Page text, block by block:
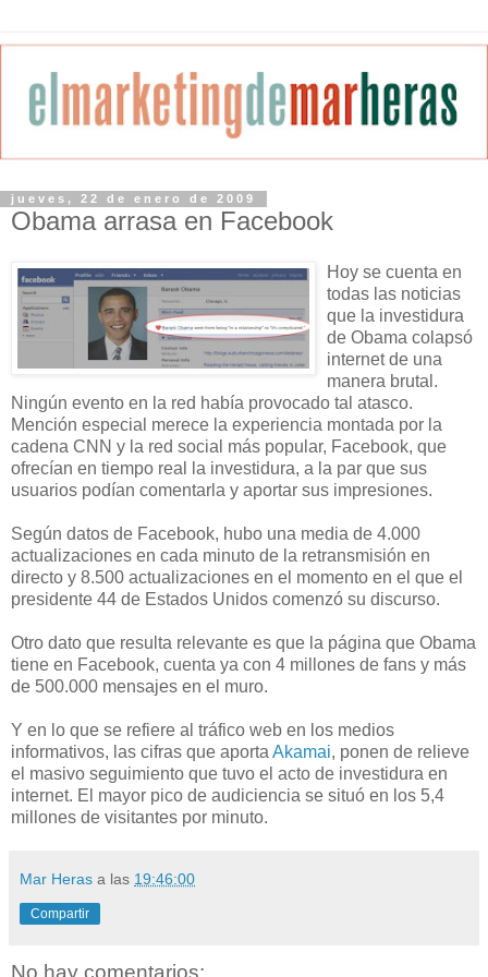
jueves, 22 de enero de 2009
Obama arrasa en Facebook
Hoy se cuenta en
todas las noticias
que la investidura
de Obama colapsó
internet de una
manera brutal.
Ningún evento en la red había provocado tal atasco.
Mención especial merece la experiencia montada por la
cadena CNN y la red social más popular, Facebook, que
ofrecían en tiempo real la investidura, a la par que sus
usuarios podían comentarla y aportar sus impresiones.
Según datos de Facebook, hubo una media de 4.000
actualizaciones en cada minuto de la retransmisión en
directo y 8.500 actualizaciones en el momento en el que el
presidente 44 de Estados Unidos comenzó su discurso.
Otro dato que resulta relevante es que la página que Obama
tiene en Facebook, cuenta ya con 4 millones de fans y más
de 500.000 mensajes en el muro.
Y en lo que se refiere al tráfico web en los medios
informativos, las cifras que aporta Akamai, ponen de relieve
el masivo seguimiento que tuvo el acto de investidura en
internet. El mayor pico de audiciencia se situó en los 5,4
millones de visitantes por minuto.
Mar Heras a las 19:46:00
Compartir